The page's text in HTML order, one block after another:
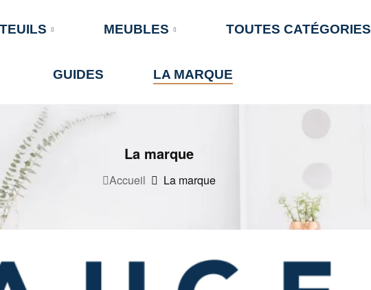
MEUBLES TOUTES CATÉGORIES
GUIDES LA MARQUE
La marque
Accueil La marque